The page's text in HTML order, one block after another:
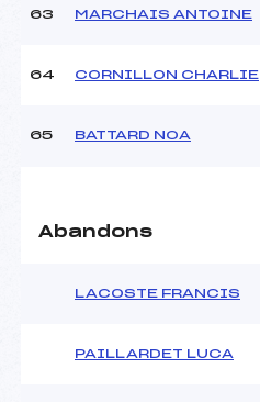
63 MARCHAIS ANTOINE
64 CORNILLON CHARLIE
65 BATTARD NOA
Abandons
LACOSTE FRANCIS
PAILLARDET LUCA